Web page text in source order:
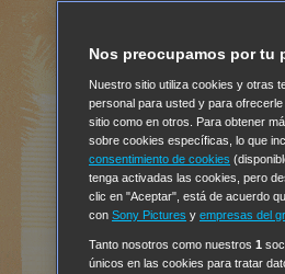
Nos preocupamos por tu
Nuestro sitio utiliza cookies y otras
personal para usted y para
sitio como en otros. Para obtener
sobre cookies específicas, lo que
consentimiento de cookies
tenga activadas las cookies, pero
clic en "Aceptar", está de acuerdo
con Sony Pictures y empresas del
Tanto nosotros como nuestros 1
únicos en las cookies para tratar